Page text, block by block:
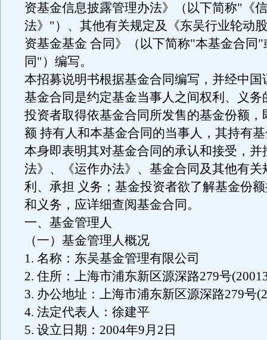
资基金信息披露管理办法》（以下简称"《
法》"）、其他有关规定及《东吴行业轮动
资基金基金 合同》（以下简称"本基金合同
同"）编写。
本招募说明书根据基金合同编写，并经中国
基金合同是约定基金当事人之间权利、义务
投资者取得依基金合同所发售的基金份额，
额 持有人和本基金合同的当事人，其持有
本身即表明其对基金合同的承认和接受，并
法》、《运作办法》、基金合同及其他有关
利、承担 义务；基金投资者欲了解基金份
和义务，应详细查阅基金合同。
一、基金管理人
（一）基金管理人概况
1. 名称：东吴基金管理有限公司
2. 住所：上海市浦东新区源深路279号
3. 办公地址：上海市浦东新区源深路279号
4. 法定代表人：徐建平
5. 设立日期：2004年9月2日